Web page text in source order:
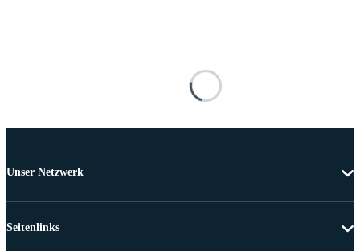
Unser Netzwerk
Seitenlinks